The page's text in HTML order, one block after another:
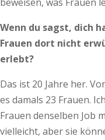
Wenn du sagst, dich
Frauen dort nicht
erlebt?
Das ist 20 Jahre her.
es damals 23 Frauen.
Frauen denselben Job
vielleicht, aber sie